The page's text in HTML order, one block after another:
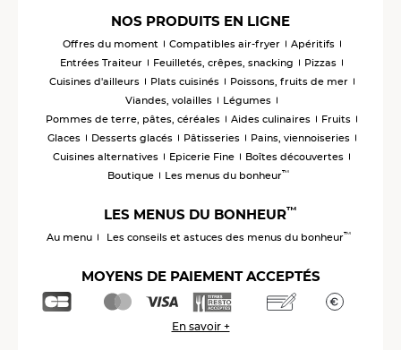
NOS PRODUITS EN LIGNE
Offres du moment Compatibles air-fryer
Apéritifs
Entrées Traiteur
Feuilletés, crêpes, snacking
Pizzas
Cuisines d'ailleurs
Plats cuisinés
Poissons, fruits de mer
Viandes, volailles
Légumes
Pommes de terre, pâtes, céréales
Aides culinaires
Fruits
Glaces
Desserts glacés Pâtisseries
Pains, viennoiseries
Cuisines alternatives
Epicerie Fine
Boîtes découvertes
Boutique
Les menus du bonheur™
LES MENUS DU BONHEUR™
Au menu Les conseils et astuces des menus du bonheur™
MOYENS DE PAIEMENT ACCEPTÉS
En savoir +